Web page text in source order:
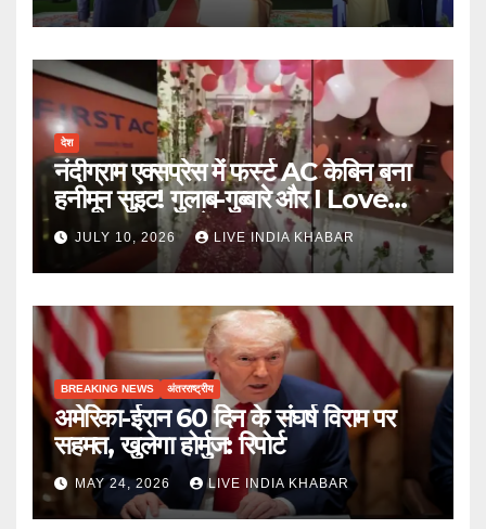
देश
नंदीग्राम एक्सप्रेस में फर्स्ट AC केबिन बना
हनीमून सुइट! गुलाब-गुब्बारे और I Love
You, TTE सस्पेंड
JULY 10, 2026 LIVE INDIA KHABAR
BREAKING NEWS अंतरराष्ट्रीय
अमेरिका-ईरान 60 दिन के संघर्ष विराम पर
सहमत, खुलेगा होर्मुज: रिपोर्ट
MAY 24, 2026 LIVE INDIA KHABAR